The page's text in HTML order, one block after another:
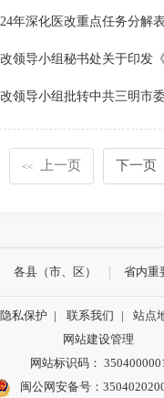
<< 上一页 下一页
各县（市、区） 省内重
隐私保护 | 联系我们 | 站点
网站建设管理
网站标识码： 3504000001
闽公网安备号：